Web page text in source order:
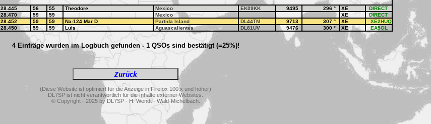
28.445 56 55 Theodore Mexico EK09KK 9495 296 ° XE
DIRECT
28.470 59 59 Mexico XE
DIRECT
28.452 59 59 Na-124 Mar D Partida Island DL44TM 9713 307 ° XE
XE2HUQ
28.450 59 59 Luis Aguascalientes DL81UV 9476 300 ° XE EA5OL
4 Einträge wurden im Logbuch gefunden - 1 QSOs sind bestätigt (=25%)!
(Diese Website ist optimiert für die Anzeige in Firefox 100.x und höher)
DL7SP ist nicht verantwortlich für die Inhalte externer Websites.
© Copyright - 2025 by DL7SP - H. Wendt - Wald-Michelbach.